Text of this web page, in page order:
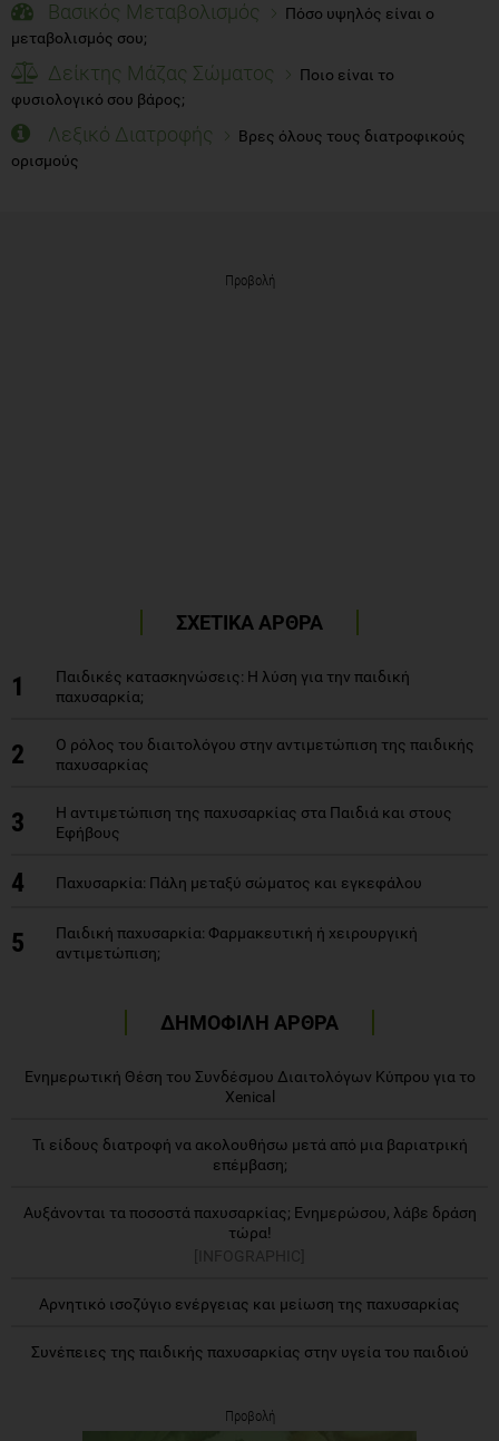
Βασικός Μεταβολισμός
Πόσο υψηλός είναι ο
μεταβολισμός σου;
Δείκτης Μάζας Σώματος
Ποιο είναι το
φυσιολογικό σου βάρος;
Λεξικό Διατροφής
Βρες όλους τους διατροφικούς
ορισμούς
Προβολή
ΣΧΕΤΙΚΑ ΑΡΘΡΑ
1
Παιδικές κατασκηνώσεις: Η λύση για την παιδική
παχυσαρκία;
2
Ο ρόλος του διαιτολόγου στην αντιμετώπιση της παιδικής
παχυσαρκίας
3
Η αντιμετώπιση της παχυσαρκίας στα Παιδιά και στους
Εφήβους
4 Παχυσαρκία: Πάλη μεταξύ σώματος και εγκεφάλου
5
Παιδική παχυσαρκία: Φαρμακευτική ή χειρουργική
αντιμετώπιση;
ΔΗΜΟΦΙΛΗ ΑΡΘΡΑ
Eνημερωτική Θέση του Συνδέσμου Διαιτολόγων Κύπρου για το
Xenical
Τι είδους διατροφή να ακολουθήσω μετά από μια βαριατρική
επέμβαση;
Αυξάνονται τα ποσοστά παχυσαρκίας; Ενημερώσου, λάβε δράση
τώρα!
[INFOGRAPHIC]
Aρνητικό ισοζύγιο ενέργειας και μείωση της παχυσαρκίας
Συνέπειες της παιδικής παχυσαρκίας στην υγεία του παιδιού
Προβολή